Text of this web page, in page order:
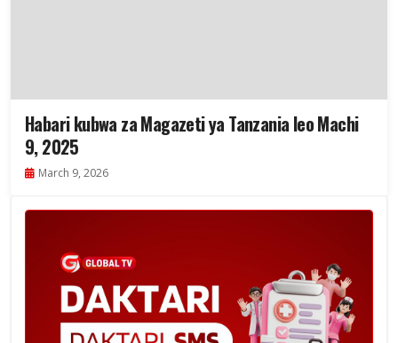
Habari kubwa za Magazeti ya Tanzania leo Machi
9, 2025
March 9, 2026